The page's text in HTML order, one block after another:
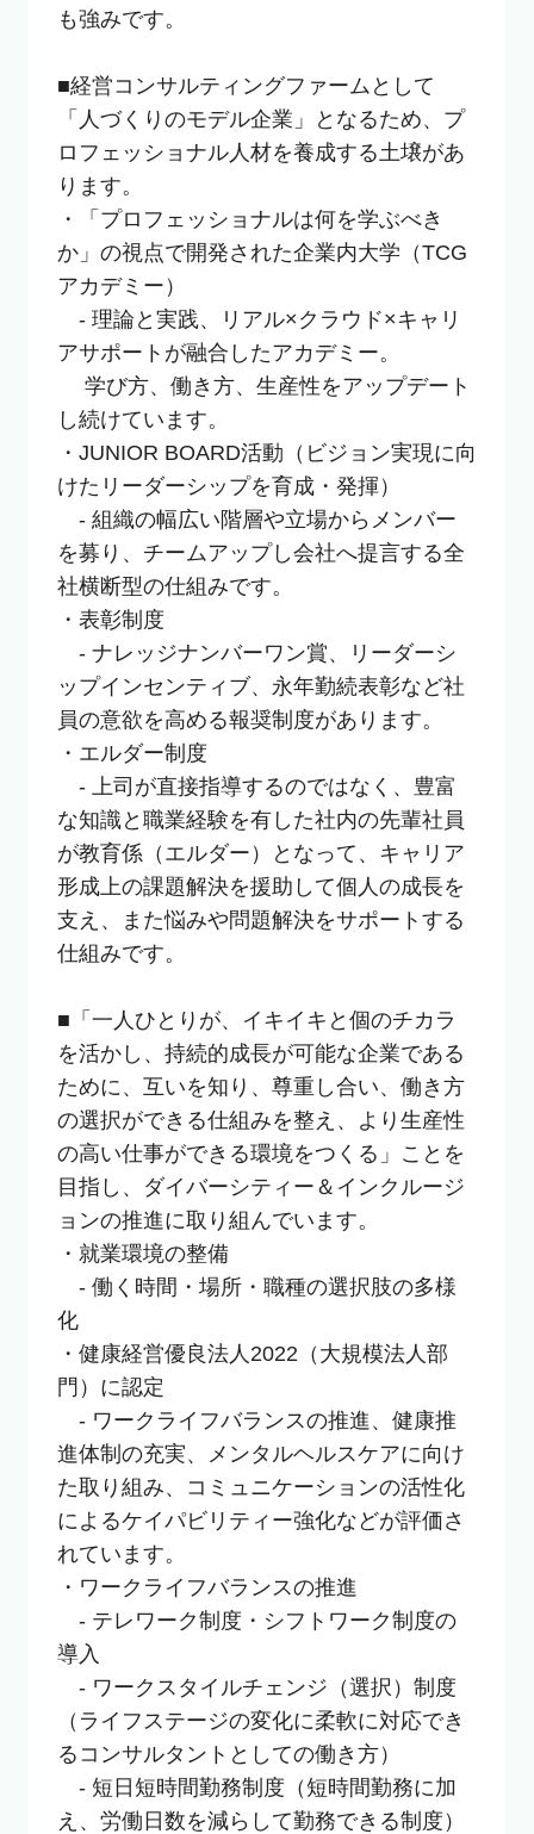
も強みです。
■経営コンサルティングファームとして
「人づくりのモデル企業」となるため、プ
ロフェッショナル人材を養成する土壌があ
ります。
・「プロフェッショナルは何を学ぶべき
か」の視点で開発された企業内大学（TCG
アカデミー）
- 理論と実践、リアル×クラウド×キャリ
アサポートが融合したアカデミー。
学び方、働き方、生産性をアップデート
し続けています。
・JUNIOR BOARD活動（ビジョン実現に向
けたリーダーシップを育成・発揮）
- 組織の幅広い階層や立場からメンバー
を募り、チームアップし会社へ提言する全
社横断型の仕組みです。
・表彰制度
- ナレッジナンバーワン賞、リーダーシ
ップインセンティブ、永年勤続表彰など社
員の意欲を高める報奨制度があります。
・エルダー制度
- 上司が直接指導するのではなく、豊富
な知識と職業経験を有した社内の先輩社員
が教育係（エルダー）となって、キャリア
形成上の課題解決を援助して個人の成長を
支え、また悩みや問題解決をサポートする
仕組みです。
■「一人ひとりが、イキイキと個のチカラ
を活かし、持続的成長が可能な企業である
ために、互いを知り、尊重し合い、働き方
の選択ができる仕組みを整え、より生産性
の高い仕事ができる環境をつくる」ことを
目指し、ダイバーシティー＆インクルージ
ョンの推進に取り組んでいます。
・就業環境の整備
- 働く時間・場所・職種の選択肢の多様
化
・健康経営優良法人2022（大規模法人部
門）に認定
- ワークライフバランスの推進、健康推
進体制の充実、メンタルヘルスケアに向け
た取り組み、コミュニケーションの活性化
によるケイパビリティー強化などが評価さ
れています。
・ワークライフバランスの推進
- テレワーク制度・シフトワーク制度の
導入
- ワークスタイルチェンジ（選択）制度
（ライフステージの変化に柔軟に対応でき
るコンサルタントとしての働き方）
- 短日短時間勤務制度（短時間勤務に加
え、労働日数を減らして勤務できる制度）